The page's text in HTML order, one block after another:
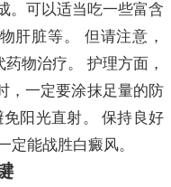
。可以适当吃一些富含
肝脏等。 但请注意，
物治疗。 护理方面，
，一定要涂抹足量的防
阳光直射。 保持良好
定能战胜白癜风。